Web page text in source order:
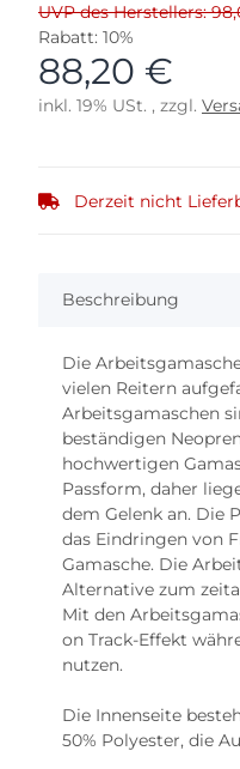
UVP des Herstellers:
Rabatt: 10%
88,20 €
inkl. 19% USt. , zzgl.
Derzeit nicht
Beschreibung
Die
vielen Reitern
Arbeitsgamaschen
beständigen
hochwertigen
Passform, daher
dem Gelenk an. Die
das Eindringen von
Gamasche. Die
Alternative zum
Mit den
on Track-Effekt
nutzen.
Die Innenseite
50% Polyester, die